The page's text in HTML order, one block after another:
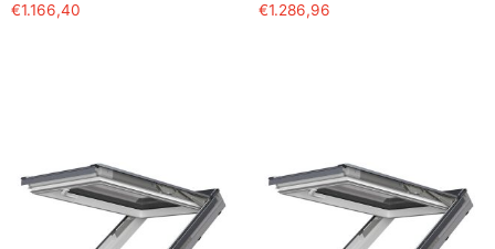
€1.166,40 €1.286,96